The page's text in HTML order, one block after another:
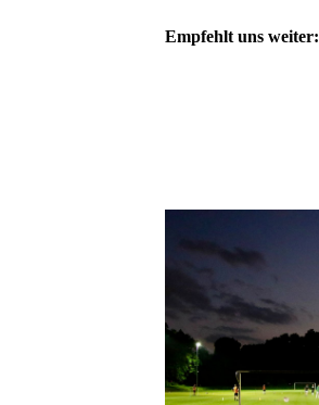
Empfehlt uns weiter: